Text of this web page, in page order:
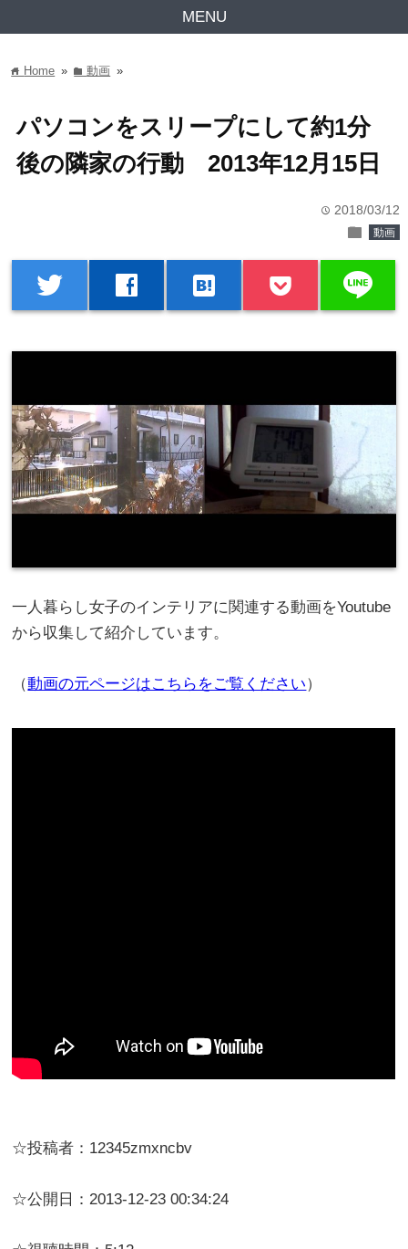
MENU
home Home » folder動画 »
パソコンをスリープにして約1分
後の隣家の行動 2013年12月15日
time 2018/03/12
folder 動画
twitter facebook hatenabookmark line
一人暮らし女子のインテリアに関連する動画をYoutube
から収集して紹介しています。
（動画の元ページはこちらをご覧ください）
☆投稿者：12345zmxncbv
☆公開日：2013-12-23 00:34:24